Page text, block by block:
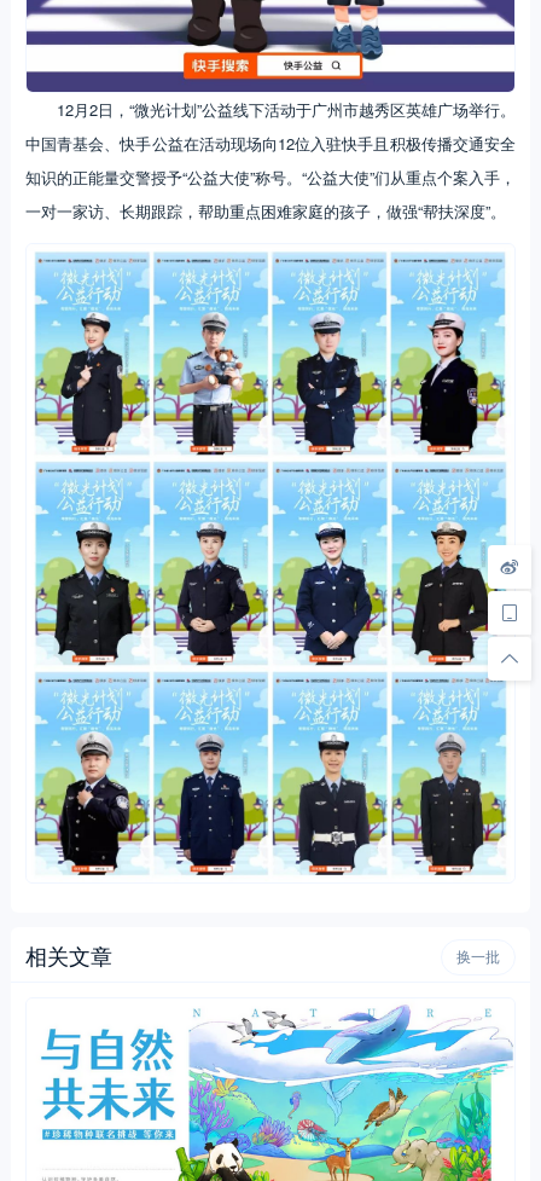
12月2日，“微光计划”公益线下活动于广州市越秀区英雄广场举行。
中国青基会、快手公益在活动现场向12位入驻快手且积极传播交通安全
知识的正能量交警授予“公益大使”称号。“公益大使”们从重点个案入手，
一对一家访、长期跟踪，帮助重点困难家庭的孩子，做强“帮扶深度”。
相关文章 换一批